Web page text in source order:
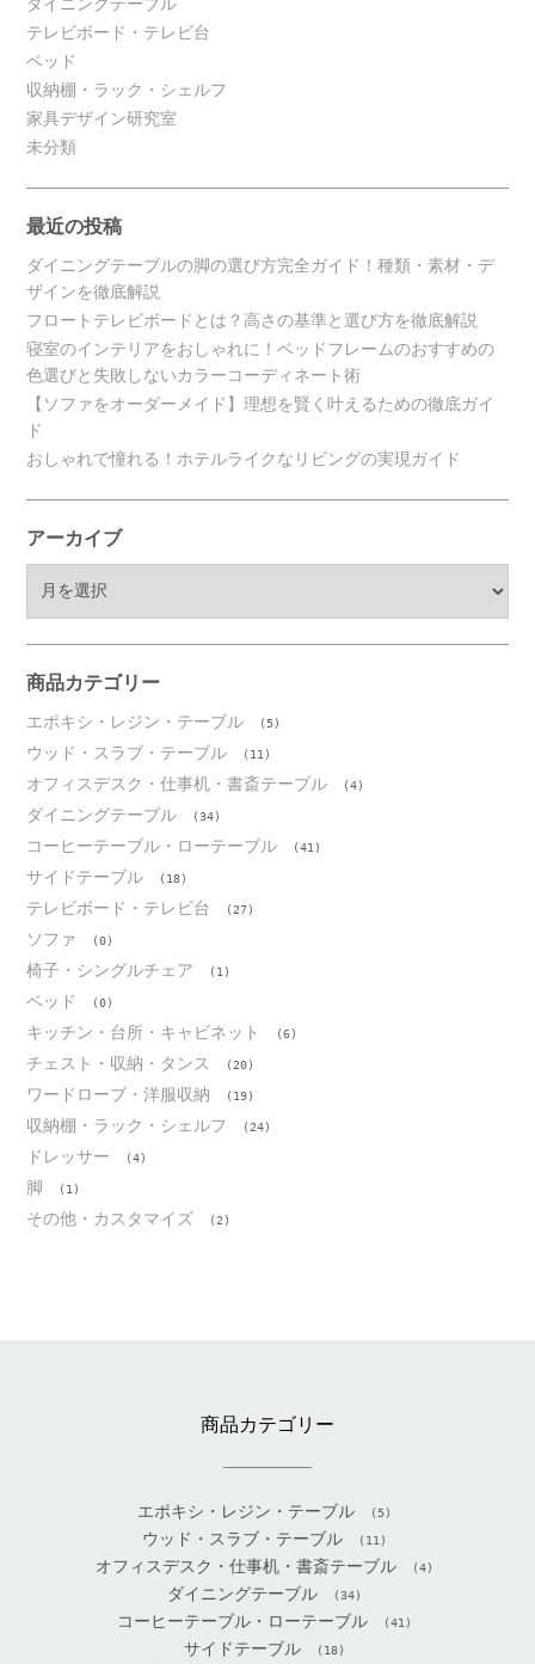
テレビボード・テレビ台
ベッド
収納棚・ラック・シェルフ
家具デザイン研究室
未分類
最近の投稿
ダイニングテーブルの脚の選び方完全ガイド！種類・素材・デ
ザインを徹底解説
フロートテレビボードとは？高さの基準と選び方を徹底解説
寝室のインテリアをおしゃれに！ベッドフレームのおすすめの
色選びと失敗しないカラーコーディネート術
【ソファをオーダーメイド】理想を賢く叶えるための徹底ガイ
ド
おしゃれで憧れる！ホテルライクなリビングの実現ガイド
アーカイブ
ブ
商品カテゴリー
エポキシ・レジン・テーブル (5)
ウッド・スラブ・テーブル (11)
オフィスデスク・仕事机・書斎テーブル (4)
ダイニングテーブル (34)
コーヒーテーブル・ローテーブル (41)
サイドテーブル (18)
テレビボード・テレビ台 (27)
ソファ (0)
椅子・シングルチェア (1)
ベッド (0)
キッチン・台所・キャビネット (6)
チェスト・収納・タンス (20)
ワードローブ・洋服収納 (19)
収納棚・ラック・シェルフ (24)
ドレッサー (4)
脚 (1)
その他・カスタマイズ (2)
商品カテゴリー
エポキシ・レジン・テーブル (5)
ウッド・スラブ・テーブル (11)
オフィスデスク・仕事机・書斎テーブル (4)
ダイニングテーブル (34)
コーヒーテーブル・ローテーブル (41)
サイドテーブル (18)